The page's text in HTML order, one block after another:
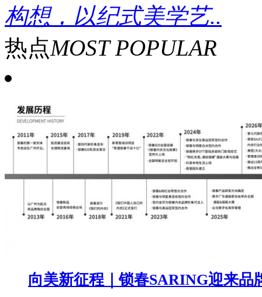
构想，以纪式美学艺..
热点MOST POPULAR
向美新征程｜锁春SARING迎来品